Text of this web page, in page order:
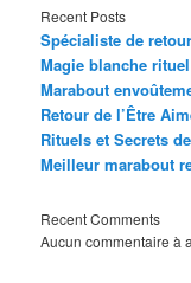
Recent Posts
Spécialiste de
Magie blanche
Marabout
Retour de l’Être
Rituels et Secrets
Meilleur marabout
Recent Comments
Aucun commentaire à